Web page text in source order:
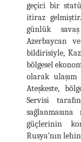
geçici bir
itiraz gelmiştir.
günlük
Azerbaycan
bildirisiyle,
bölgesel
olarak ulaşım
Ateşkeste,
Servisi
güçlerinin
Rusya’nın